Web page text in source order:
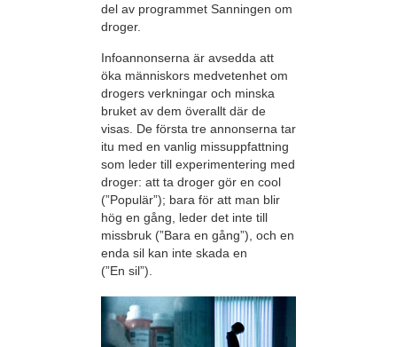
del av programmet Sanningen om
droger.
Infoannonserna är avsedda att
öka människors medvetenhet om
drogers verkningar och minska
bruket av dem överallt där de
visas. De första tre annonserna tar
itu med en vanlig missuppfattning
som leder till experimentering med
droger: att ta droger gör en cool
(”Populär”); bara för att man blir
hög en gång, leder det inte till
missbruk (”Bara en gång”), och en
enda sil kan inte skada en
(”En sil”).